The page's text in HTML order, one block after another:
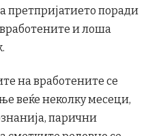
претпријатието поради
и лоша
на вработените се
веќе неколку месеци,
парични